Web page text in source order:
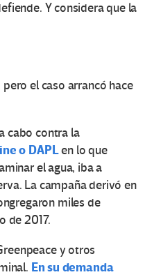
Y considera que la
el caso arrancó hace
cabo contra la
o DAPLen lo que
el agua, iba a
La campaña derivó en
miles de
de 2017.
y otros
En su demanda